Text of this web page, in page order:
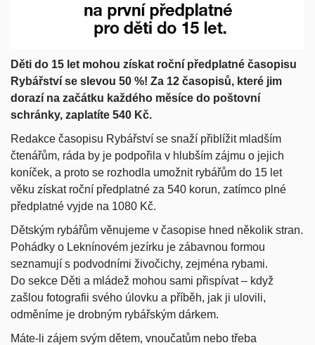
Děti do 15 let mohou získat roční předplatné časopisu
Rybářství se slevou 50 %! Za 12 časopisů, které jim
dorazí na začátku každého měsíce do poštovní
schránky, zaplatíte 540 Kč.
Redakce časopisu Rybářství se snaží přiblížit mladším
čtenářům, ráda by je podpořila v hlubším zájmu o jejich
koníček, a proto se rozhodla umožnit rybářům do 15 let
věku získat roční předplatné za 540 korun, zatímco plné
předplatné vyjde na 1080 Kč.
Dětským rybářům věnujeme v časopise hned několik stran.
Pohádky o Leknínovém jezírku je zábavnou formou
seznamují s podvodními živočichy, zejména rybami.
Do sekce Děti a mládež mohou sami přispívat – když
zašlou fotografii svého úlovku a příběh, jak ji ulovili,
odměníme je drobným rybářským dárkem.
Máte-li zájem svým dětem, vnoučatům nebo třeba